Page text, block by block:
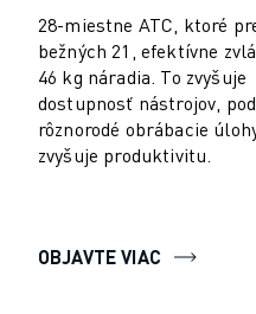
RIEŠENIA IIOT
INTELIGENTNÉ TOVÁRENSKÉ
INTELIGENTNÉ TOVÁRENSKÉ
REGISTRÁCIA PRODUKTU »
PRÍPADOVÉ ŠTÚDIE
LETECKÝ PRIEMYSEL
28-miestne ATC, ktoré
bežných 21, efektívne
46 kg náradia. To zvyšuje
dostupnosť nástrojov,
rôznorodé obrábacie
zvyšuje produktivitu.
OBJAVTE VIAC